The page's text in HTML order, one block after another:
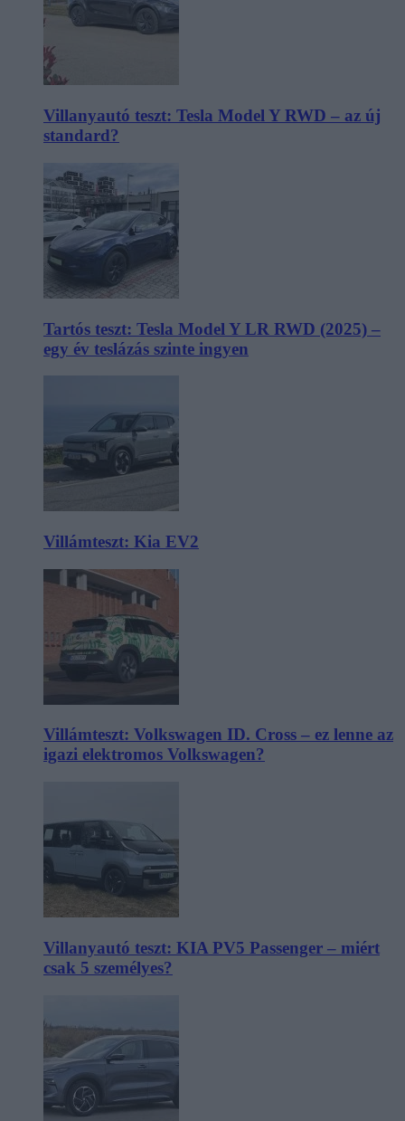
Villanyautó teszt: Tesla Model Y RWD – az új
standard?
Tartós teszt: Tesla Model Y LR RWD (2025) –
egy év teslázás szinte ingyen
Villámteszt: Kia EV2
Villámteszt: Volkswagen ID. Cross – ez lenne az
igazi elektromos Volkswagen?
Villanyautó teszt: KIA PV5 Passenger – miért
csak 5 személyes?